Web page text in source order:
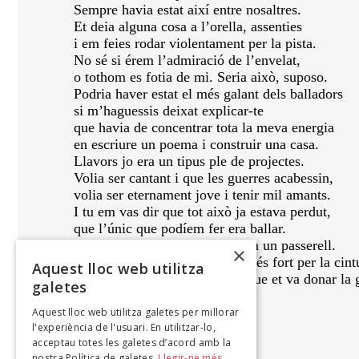
Sempre havia estat així entre nosaltres.
Et deia alguna cosa a l’orella, assenties
i em feies rodar violentament per la pista.
No sé si érem l’admiració de l’envelat,
o tothom es fotia de mi. Seria això, suposo.
Podria haver estat el més galant dels balladors
si m’haguessis deixat explicar-te
que havia de concentrar tota la meva energia
en escriure un poema i construir una casa.
Llavors jo era un tipus ple de projectes.
Volia ser cantant i que les guerres acabessin,
volia ser eternament jove i tenir mil amants.
I tu em vas dir que tot això ja estava perdut,
que l’únic que podíem fer era ballar.
Et vaig fer cas i vaig caure com un passerell.
Tu només vas deixar que t’agafés fort per la
i vas començar a fer de mi el que et va donar la
RAFAEL VALLBONA
No hi ha cura per a l'amor,
×
Aquest lloc web utilitza
galetes
Aquest lloc web utilitza galetes per millorar
l'experiència de l'usuari. En utilitzar-lo,
acceptau totes les galetes d’acord amb la